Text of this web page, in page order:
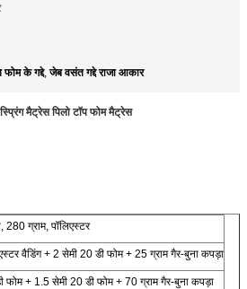
के गद्दे,जेब वसंत गद्दे राजा आकार
मैट्रेस पिलो टॉप फोम मैट्रेस
ग्राम, पॉलिएस्टर
वैडिंग + 2 सेमी 20 डी फोम + 25 ग्राम गैर-बुना कपड़ा
फोम + 1.5 सेमी 20 डी फोम + 70 ग्राम गैर-बुना कपड़ा